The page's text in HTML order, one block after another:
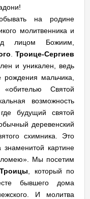
на родине
молитвенника и
лицом Божиим,
Троице-Сергиев
и уникален, ведь
мальчика,
Святой
возможность
будущий святой
деревенский
схимника. Это
картине
Мы посетим
, который по
бывшего дома
И молитва